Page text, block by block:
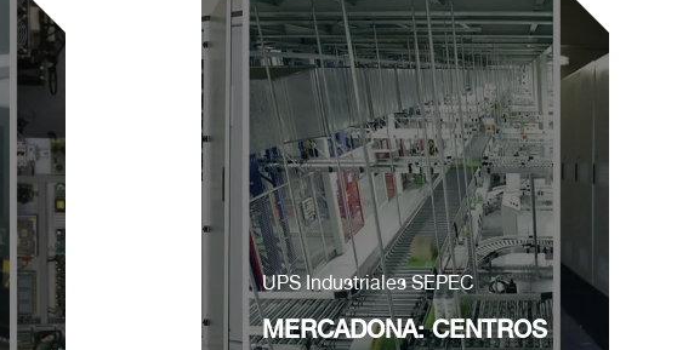
UPS Industriales SEPEC
MERCADONA: CENTROS